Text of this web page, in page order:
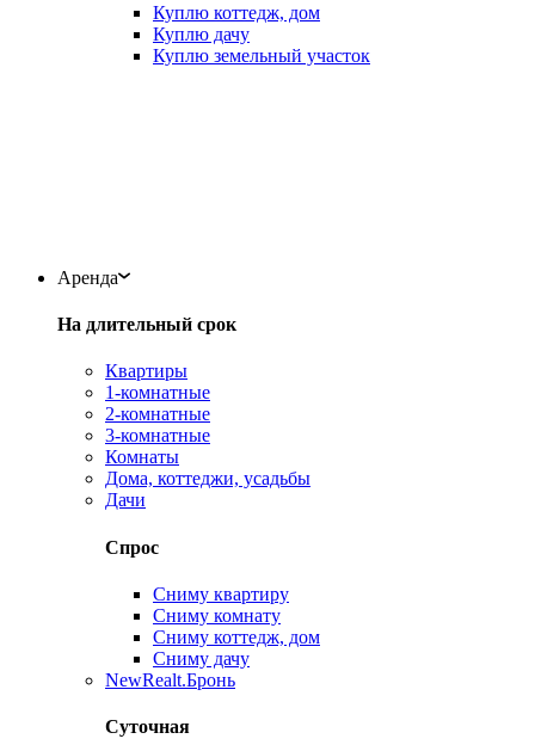
Куплю коттедж, дом
Куплю дачу
Куплю земельный участок
Аренда
На длительный срок
Квартиры
1-комнатные
2-комнатные
3-комнатные
Комнаты
Дома, коттеджи, усадьбы
Дачи
Спрос
Сниму квартиру
Сниму комнату
Сниму коттедж, дом
Сниму дачу
NewRealt.Бронь
Суточная